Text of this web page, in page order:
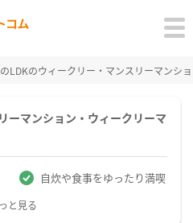
LDKのウィークリー・マンスリーマンシ
ーマンション・ウィークリーマ
自炊や食事をゆったり満喫
と見る